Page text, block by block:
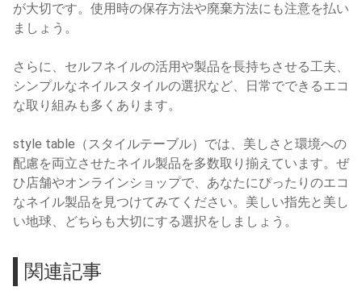
が大切です。使用時の保存方法や廃棄方法にも注意を払い
ましょう。
さらに、セルフネイルの活用や製品を長持ちさせる工夫、
シンプルなネイルスタイルの選択など、日常でできるエコ
な取り組みも多くあります。
style table（スタイルテーブル）では、美しさと環境への
配慮を両立させたネイル製品を多数取り揃えています。ぜ
ひ店舗やオンラインショップで、あなたにぴったりのエコ
なネイル製品を見つけてみてください。美しい指先と美し
い地球、どちらも大切にする選択をしましょう。
関連記事